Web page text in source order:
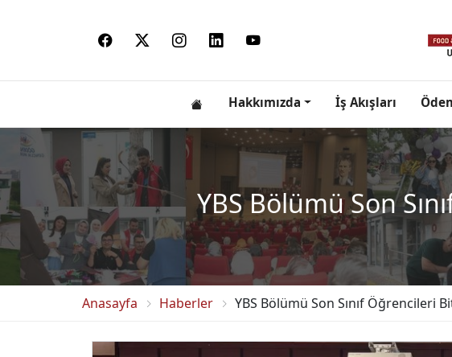
Hakkımızda İş Akışları
YBS Bölümü Son
Anasayfa Haberler YBS Bölümü Son Sınıf Öğrencileri